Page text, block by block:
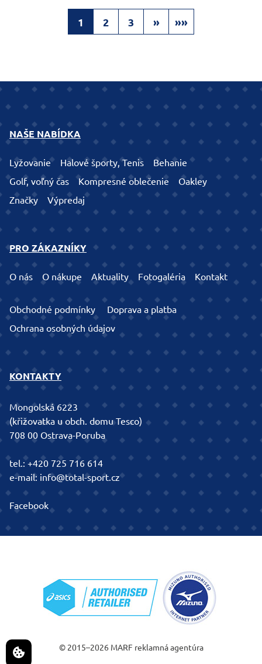
1 2 3 » »»
NAŠE NABÍDKA
Lyžovanie Halové športy, Tenis
Behanie
Golf, voľný čas
Kompresné oblečenie
Oakley
Značky
Výpredaj
PRO ZÁKAZNÍKY
O nás O nákupe Aktuality Fotogaléria Kontakt
Obchodné podmínky
Doprava a platba
Ochrana osobných údajov
KONTAKTY
Mongolská 6223
(křižovatka u obch. domu Tesco)
708 00 Ostrava-Poruba
tel.:+420 725 716 614
e-mail: info@total-sport.cz
Facebook
© 2015–2026 MARF reklamná agentúra